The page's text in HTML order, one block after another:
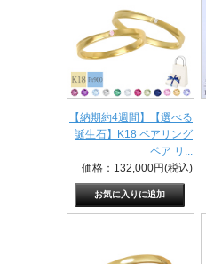
【納期約4週間】【選べる
誕生石】K18 ペアリング
ペア リ...
価格：132,000円(税込)